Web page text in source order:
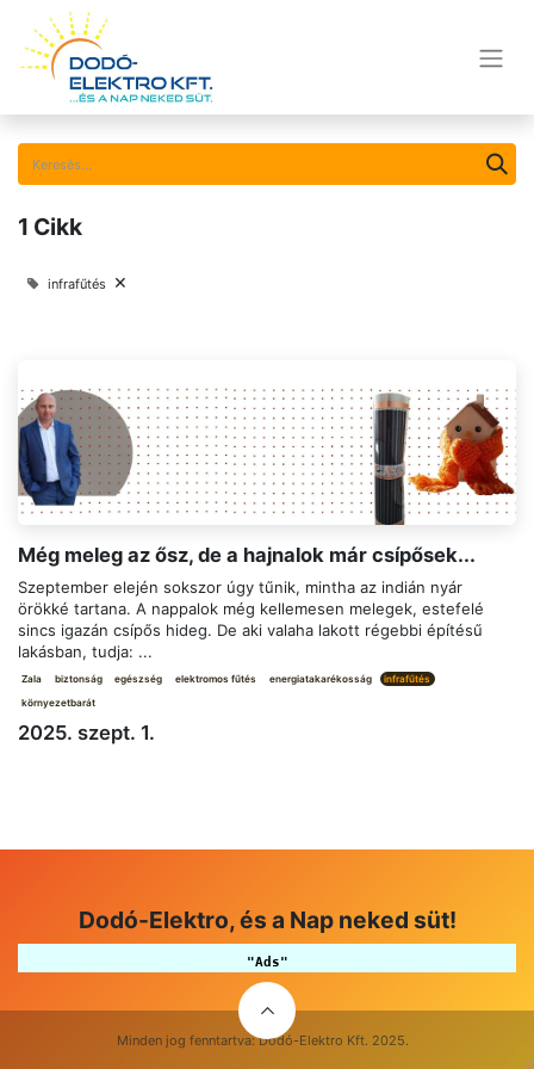
1 Cikk
infrafűtés ×
Még meleg az ősz, de a hajnalok már csípősek...
Szeptember elején sokszor úgy tűnik, mintha az indián nyár
örökké tartana. A nappalok még kellemesen melegek, estefelé
sincs igazán csípős hideg. De aki valaha lakott régebbi építésű
lakásban, tudja: ...
Zala biztonság egészség elektromos fűtés energiatakarékosság infrafűtés
környezetbarát
2025. szept. 1.
Dodó-Elektro, és a Nap neked süt!
"Ads"
Minden jog fenntartva: Dodó-Elektro Kft. 2025.